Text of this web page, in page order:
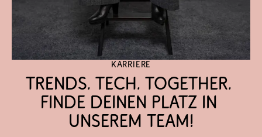
Karriere
Trends. Tech. Together.
Finde Deinen Platz in
unserem Team!